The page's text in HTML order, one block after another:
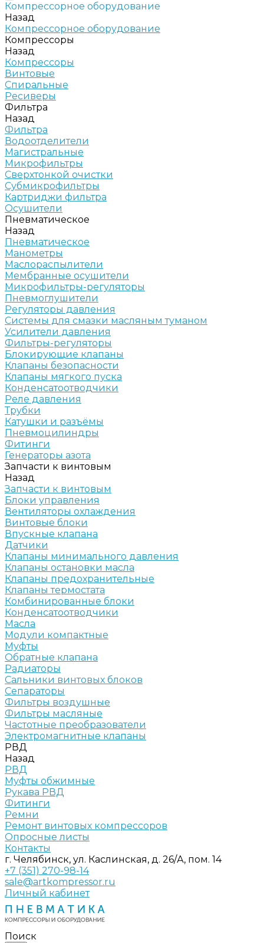
Компрессорное оборудование
Назад
Компрессорное оборудование
Компрессоры
Назад
Компрессоры
Винтовые
Спиральные
Ресиверы
Фильтра
Назад
Фильтра
Водоотделители
Магистральные
Микрофильтры
Сверхтонкой очистки
Субмикрофильтры
Картриджи фильтра
Осушители
Пневматическое
Назад
Пневматическое
Манометры
Маслораспылители
Мембранные осушители
Микрофильтры-регуляторы
Пневмоглушители
Регуляторы давления
Системы для смазки масляным туманом
Усилители давления
Фильтры-регуляторы
Блокирующие клапаны
Клапаны безопасности
Клапаны мягкого пуска
Конденсатоотводчики
Реле давления
Трубки
Катушки и разъёмы
Пневмоцилиндры
Фитинги
Генераторы азота
Запчасти к винтовым
Назад
Запчасти к винтовым
Блоки управления
Вентиляторы охлаждения
Винтовые блоки
Впускные клапана
Датчики
Клапаны минимального давления
Клапаны остановки масла
Клапаны предохранительные
Клапаны термостата
Комбинированные блоки
Конденсатоотводчики
Масла
Модули компактные
Муфты
Обратные клапана
Радиаторы
Сальники винтовых блоков
Сепараторы
Фильтры воздушные
Фильтры масляные
Частотные преобразователи
Электромагнитные клапаны
РВД
Назад
РВД
Муфты обжимные
Рукава РВД
Фитинги
Ремни
Ремонт винтовых компрессоров
Опросные листы
Контакты
г. Челябинск, ул. Каслинская, д. 26/А, пом. 14
+7 (351) 270-98-14
sale@artkompressor.ru
Личный кабинет
Поиск